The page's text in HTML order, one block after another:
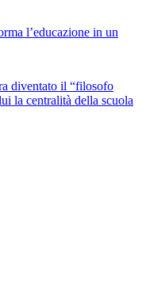
l’educazione in un
diventato il “filosofo
la centralità della scuola